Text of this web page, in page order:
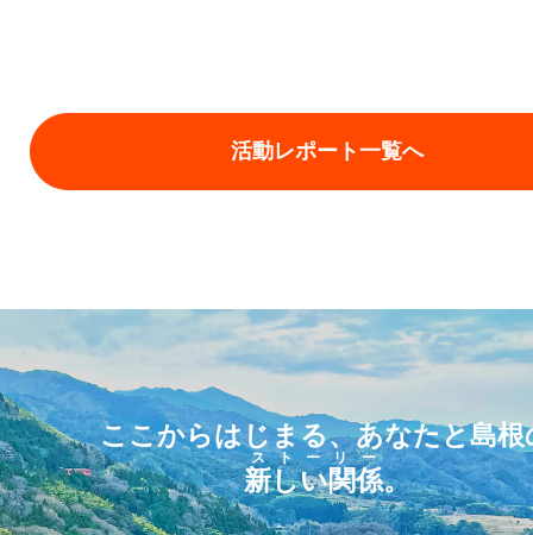
活動レポート一覧へ
ここからはじまる、あなたと島根
新しい関係
ストーリー
。